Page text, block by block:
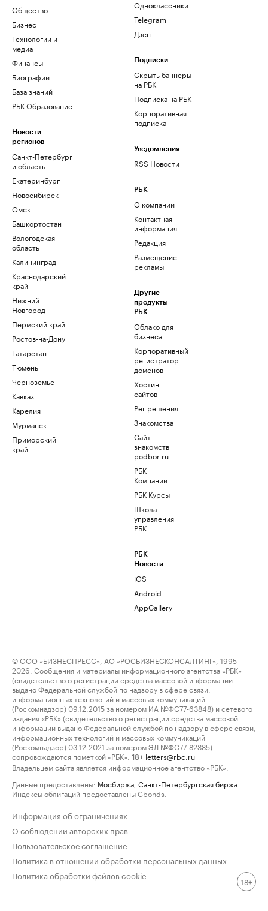
Общество
Бизнес
Технологии и
медиа
Финансы
Биографии
База знаний
РБК Образование
Новости
регионов
Санкт-Петербург
и область
Екатеринбург
Новосибирск
Омск
Башкортостан
Вологодская
область
Калининград
Краснодарский
край
Нижний
Новгород
Пермский край
Ростов-на-Дону
Татарстан
Тюмень
Черноземье
Кавказ
Карелия
Мурманск
Приморский
край
Одноклассники
Telegram
Дзен
Подписки
Скрыть баннеры
на РБК
Подписка на РБК
Корпоративная
подписка
Уведомления
RSS Новости
РБК
О компании
Контактная
информация
Редакция
Размещение
рекламы
Другие
продукты
РБК
Облако для
бизнеса
Корпоративный
регистратор
доменов
Хостинг
сайтов
Рег.решения
Знакомства
Сайт
знакомств
podbor.ru
РБК
Компании
РБК Курсы
Школа
управления
РБК
РБК
Новости
iOS
Android
AppGallery
© ООО «БИЗНЕСПРЕСС», АО «РОСБИЗНЕСКОНСАЛТИНГ», 1995–
2026. Сообщения и материалы информационного агентства «РБК»
(свидетельство о регистрации средства массовой информации
выдано Федеральной службой по надзору в сфере связи,
информационных технологий и массовых коммуникаций
(Роскомнадзор) 09.12.2015 за номером ИА №ФС77-63848) и сетевого
издания «РБК» (свидетельство о регистрации средства массовой
информации выдано Федеральной службой по надзору в сфере связи,
информационных технологий и массовых коммуникаций
(Роскомнадзор) 03.12.2021 за номером ЭЛ №ФС77-82385)
сопровождаются пометкой «РБК».
18+ letters@rbc.ru
Владельцем сайта является информационное агентство «РБК».
Данные предоставлены: Мосбиржа Санкт-Петербургская биржа
Индексы облигаций предоставлены Cbonds.
Информация об ограничениях
О соблюдении авторских прав
Пользовательское соглашение
Политика в отношении обработки персональных данных
Политика обработки файлов cookie
18+